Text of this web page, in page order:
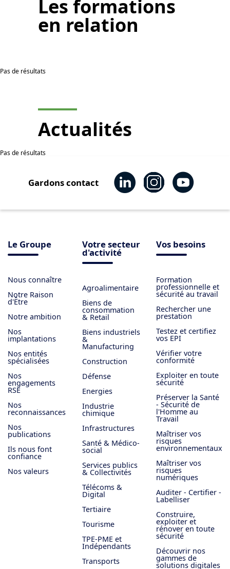
Les formations
en relation
Pas de résultats
Actualités
Pas de résultats
Gardons contact
Le Groupe
Nous connaître
Notre Raison
d'Être
Notre ambition
Nos
implantations
Nos entités
spécialisées
Nos
engagements
RSE
Nos
reconnaissances
Nos
publications
Ils nous font
confiance
Nos valeurs
Votre secteur
d'activité
Agroalimentaire
Biens de
consommation
& Retail
Biens industriels
&
Manufacturing
Construction
Défense
Energies
Industrie
chimique
Infrastructures
Santé & Médico-
social
Services publics
& Collectivités
Télécoms &
Digital
Tertiaire
Tourisme
TPE-PME et
Indépendants
Transports
Vos besoins
Formation
professionnelle et
sécurité au travail
Rechercher une
prestation
Testez et certifiez
vos EPI
Vérifier votre
conformité
Exploiter en toute
sécurité
Préserver la Santé
- Sécurité de
l'Homme au
Travail
Maîtriser vos
risques
environnementaux
Maîtriser vos
risques
numériques
Auditer - Certifier -
Labelliser
Construire,
exploiter et
rénover en toute
sécurité
Découvrir nos
gammes de
solutions digitales